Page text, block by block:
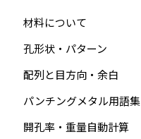
材料について
孔形状・パターン
配列と目方向・余白
パンチングメタル用語集
開孔率・重量自動計算